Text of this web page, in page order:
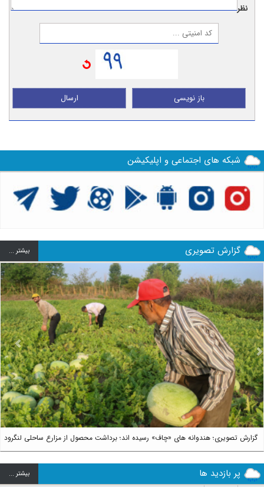
نظر:
ارسال باز نویسی
شبکه های اجتماعی و اپلیکیشن
گزارش تصویری بيشتر ...
گزارش تصویری؛ هندوانه های «چاف» رسیده اند؛ برداشت محصول از مزارع ساحلی لنگرود
Next
پر بازدید ها بيشتر ...